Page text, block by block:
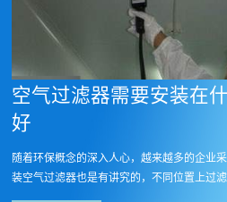
空气过滤器需要安装在
好
随着环保概念的深入人心，越来越多的企业
装空气过滤器也是有讲究的，不同位置上过